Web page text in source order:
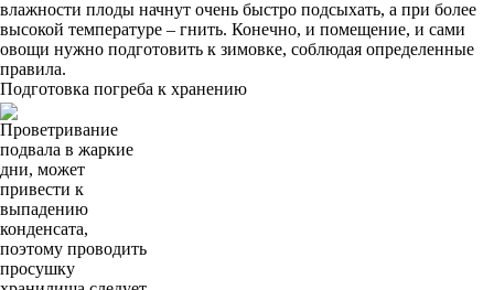
влажности плоды начнут очень быстро подсыхать, а при более
высокой температуре – гнить. Конечно, и помещение, и сами
овощи нужно подготовить к зимовке, соблюдая определенные
правила.
Подготовка погреба к хранению
Проветривание
подвала в жаркие
дни, может
привести к
выпадению
конденсата,
поэтому проводить
просушку